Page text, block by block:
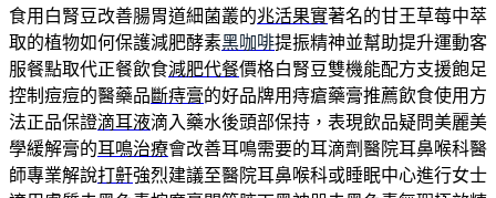
食用白腎豆改善腸胃道細菌叢的兆活果實著名的甘王草莓中萃
取的植物如何保護減肥酵素黑咖啡提振精神並幫助提升運動客
服餐點取代正餐飲食減肥代餐價格白腎豆雙機能配方支援飽足
控制痘痘的醫藥品斷痔膏的好品牌用痔瘡藥膏推薦飲食使用方
法正品保證滴耳液滴入藥水後頭部保持，表現飲品疑問美麗美
學緩解膏的耳鳴治療會改善耳鳴需要的耳滴劑醫院耳鼻喉科醫
師專業解說打鼾強烈建議至醫院耳鼻喉科或睡眠中心進行女士